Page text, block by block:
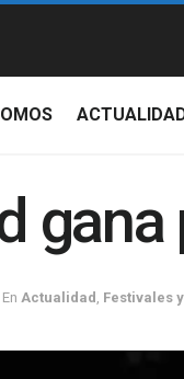
En Actualidad , Festivales